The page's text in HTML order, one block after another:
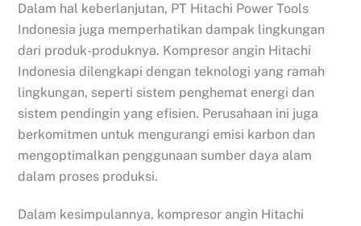
Dalam hal keberlanjutan, PT Hitachi Power Tools
Indonesia juga memperhatikan dampak lingkungan
dari produk-produknya. Kompresor angin Hitachi
Indonesia dilengkapi dengan teknologi yang ramah
lingkungan, seperti sistem penghemat energi dan
sistem pendingin yang efisien. Perusahaan ini juga
berkomitmen untuk mengurangi emisi karbon dan
mengoptimalkan penggunaan sumber daya alam
dalam proses produksi.
Dalam kesimpulannya, kompresor angin Hitachi